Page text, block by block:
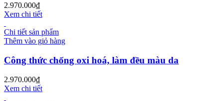
2.970.000₫
Xem chi tiết
Chi tiết sản phẩm
Thêm vào giỏ hàng
Công thức chống oxi hoá, làm đều màu da
2.970.000₫
Xem chi tiết